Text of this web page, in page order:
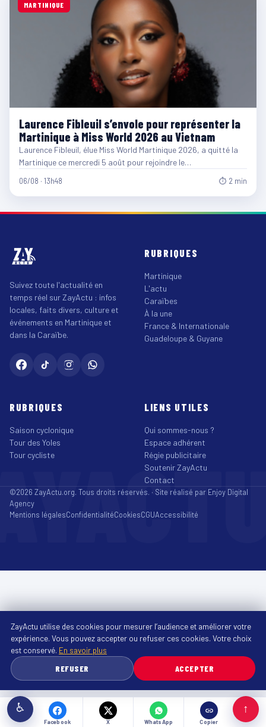
MARTINIQUE
Laurence Fibleuil s’envole pour représenter la
Martinique à Miss World 2026 au Vietnam
Laurence Fibleuil, élue Miss World Martinique 2026, a quitté la
Martinique ce mercredi 5 août pour rejoindre le…
06/08 · 13h48 ⏱ 2 min
Facebook X WhatsApp Copier
Suivez toute l'actualité en
temps réel sur ZayActu : infos
locales, faits divers, culture et
événements en Martinique et
dans la Caraïbe.
RUBRIQUES
Martinique
L'actu
Caraïbes
À la une
France & Internationale
Guadeloupe & Guyane
RUBRIQUES
Saison cyclonique
Tour des Yoles
Tour cycliste
LIENS UTILES
Qui sommes-nous ?
Espace adhérent
Régie publicitaire
Soutenir ZayActu
Contact
©2026 ZayActu.org. Tous droits réservés. · Site réalisé par Enjoy Digital
Agency
Mentions légalesConfidentialitéCookiesCGUAccessibilité
♿ ↑
ZayActu utilise des cookies pour mesurer l’audience et améliorer votre
expérience. Vous pouvez accepter ou refuser ces cookies. Votre choix
est conservé. En savoir plus
REFUSER
ACCEPTER